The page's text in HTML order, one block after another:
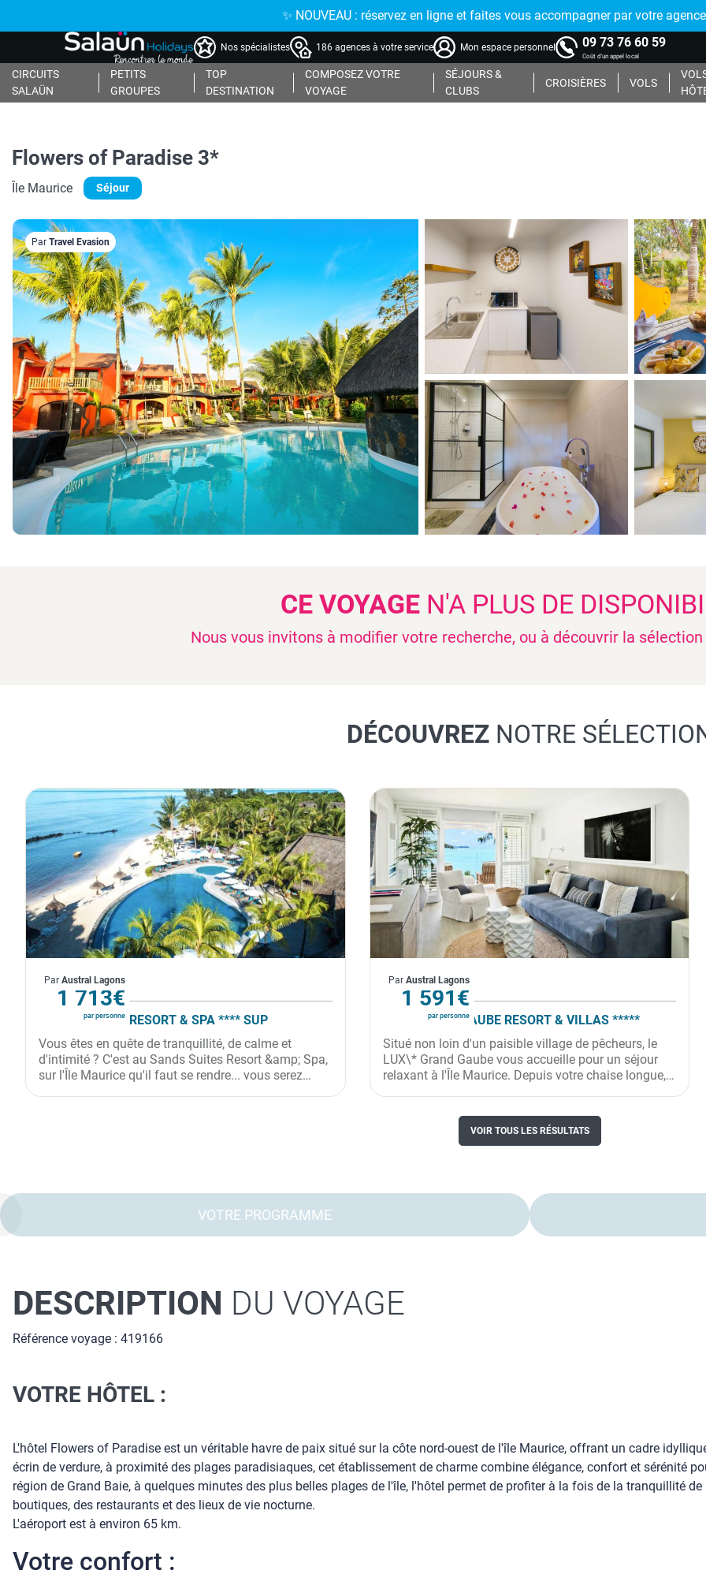
✨ NOUVEAU : réservez en ligne et faites vous accompagner par votre
Nos spécialistes 186 agences à votre service Mon espace personnel 09 73 76 60 59
Coût d'un appel local
CIRCUITS
SALAÜN
PETITS
GROUPES
TOP
DESTINATION
COMPOSEZ VOTRE
VOYAGE
SÉJOURS &
CLUBS
CROISIÈRES VOLS
Flowers of Paradise 3*
Île Maurice Séjour
Par Travel Evasion
CE VOYAGEN'A PLUS DE
Nous vous invitons à modifier votre recherche, ou à découvrir la
DÉCOUVREZNOTRE
À partir de
1 713€
par personne
Par Austral Lagons
Île Maurice
SANDS SUITES RESORT & SPA **** SUP
Vous êtes en quête de tranquillité, de calme et
d'intimité ? C'est au Sands Suites Resort &amp; Spa,
sur l'Île Maurice qu'il faut se rendre... vous serez
À partir de
1 591€
par personne
Par Austral Lagons
Île Maurice
LUX* GRAND GAUBE RESORT & VILLAS *****
Situé non loin d'un paisible village de pêcheurs, le
LUX\* Grand Gaube vous accueille pour un séjour
relaxant à l'Île Maurice. Depuis votre chaise longue,
VOIR TOUS LES RÉSULTATS
VOTRE PROGRAMME
DESCRIPTION DU VOYAGE
Référence voyage : 419166
VOTRE HÔTEL :
L'hôtel Flowers of Paradise est un véritable havre de paix situé sur la côte nord-ouest de l'île Maurice, offrant un cadre
écrin de verdure, à proximité des plages paradisiaques, cet établissement de charme combine élégance, confort et sérénité
région de Grand Baie, à quelques minutes des plus belles plages de l'île, l'hôtel permet de profiter à la fois de la tranquillité
boutiques, des restaurants et des lieux de vie nocturne.
L'aéroport est à environ 65 km.
Votre confort :